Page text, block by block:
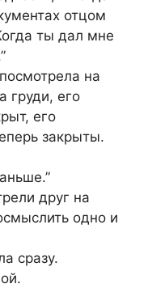
отцом
ты дал мне
на
груди, его
его
закрыты.
друг на
одно и
сразу.